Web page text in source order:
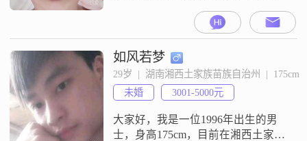
年，身高165cm##3002##目前我的月
收入在5001到8000元之间，学历为
中专##3002##我性格上比较内敛，
属于慢热型，但我非常注重责任
感，无论是对工作还是对生活，我
都会尽自己最大的努力去做到最好
##3002##我平时喜欢享受独处的时
光，这让我有
如风若梦
29岁  |  湖南湘西土家族苗族自治州  |  175cm
未婚
3001-5000元
大家好，我是一位1996年出生的男
士，身高175cm，目前在湘西土家族